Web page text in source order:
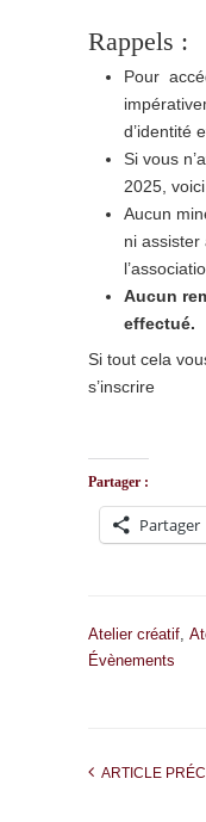
Rappels :
Pour
d’identité
Si vous
2025,
Aucun
ni assister
Aucun
effectué.
Si tout cela
s’inscrire
Partager :
Partager
Atelier créatif,
Évènements
ARTICLE